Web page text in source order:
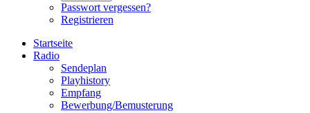
Passwort vergessen?
Registrieren
Startseite
Radio
Sendeplan
Playhistory
Empfang
Bewerbung/Bemusterung